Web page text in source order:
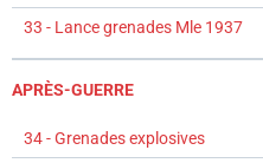
33 - Lance grenades Mle 1937
APRÈS-GUERRE
34 - Grenades explosives